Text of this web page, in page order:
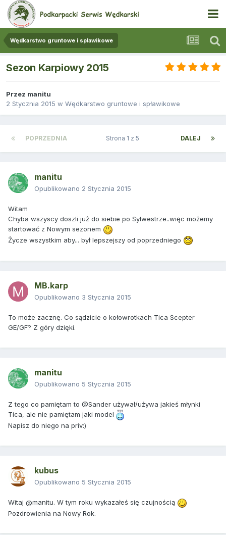
Wędkarstwo gruntowe i spławikowe
Sezon Karpiowy 2015
Przez manitu
2 Stycznia 2015 w Wędkarstwo gruntowe i spławikowe
POPRZEDNIA DALEJ
Strona 1 z 5
manitu
Opublikowano 2 Stycznia 2015
Witam
Chyba wszyscy doszli już do siebie po Sylwestrze..więc możemy
startować z Nowym sezonem
Życze wszystkim aby... był lepszejszy od poprzedniego
MB.karp
Opublikowano 3 Stycznia 2015
To może zacznę. Co sądzicie o kołowrotkach Tica Scepter
GE/GF? Z góry dzięki.
manitu
Opublikowano 5 Stycznia 2015
Z tego co pamiętam to @Sander używał/używa jakieś młynki
Tica, ale nie pamiętam jaki model
Napisz do niego na priv:)
kubus
Opublikowano 5 Stycznia 2015
Witaj @manitu. W tym roku wykazałeś się czujnością
Pozdrowienia na Nowy Rok.